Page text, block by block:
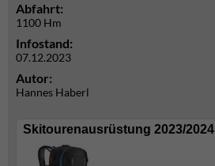
Abfahrt:
1100 Hm
Infostand:
07.12.2023
Autor:
Hannes Haberl
Skitourenausrüstung 2023/2024